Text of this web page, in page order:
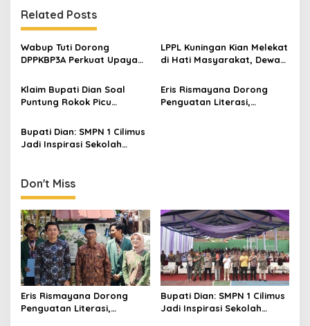
Related Posts
Wabup Tuti Dorong
DPPKBP3A Perkuat Upaya
Tingkatkan Kesejahteraan
Keluarga
LPPL Kuningan Kian Melekat
di Hati Masyarakat, Dewas
Digital
Klaim Bupati Dian Soal
Puntung Rokok Picu
Jabar Hejo, Sebut Tak
Sesuai Kajian Ilmiah
Eris Rismayana Dorong
Penguatan Literasi,
Bupati Dian: SMPN 1 Cilimus
Jadi Inspirasi Sekolah
Emas
Don't Miss
Eris Rismayana Dorong
Penguatan Literasi,
Bupati Dian: SMPN 1 Cilimus
Jadi Inspirasi Sekolah